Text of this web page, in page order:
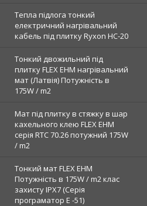
Тепла підлога тонкий
електричний нагрівальний
кабель під плитку Ryxon HC-20
Тонкий двожильний під
плитку FLEX EHM нагрівальний
мат (Латвія) Потужність в
175W / m2
Мат під плитку в стяжку в шар
кахельного клею FLEX EHM
серія RTC 70.26 потужний 175W
/ m2
Тонкий мат FLEX EHM
Потужність в 175W / m2 клас
захисту IPX7 (Серія
програматор Е -51)